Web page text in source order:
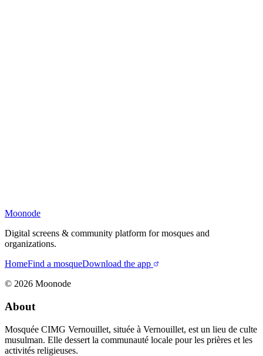
Moonode
Digital screens & community platform for mosques and
organizations.
HomeFind a mosqueDownload the app
© 2026 Moonode
About
Mosquée CIMG Vernouillet, située à Vernouillet, est un lieu de culte
musulman. Elle dessert la communauté locale pour les prières et les
activités religieuses.